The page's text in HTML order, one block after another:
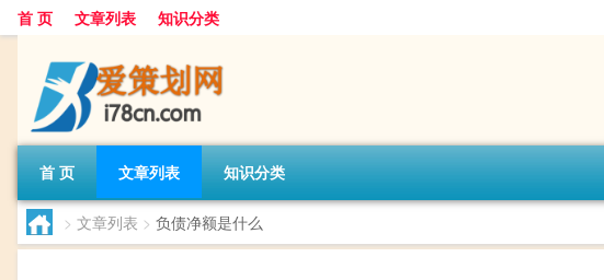
首 页 文章列表 知识分类
首 页 文章列表 知识分类
> 文章列表 > 负债净额是什么